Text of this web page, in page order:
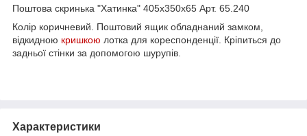
Поштова скринька "Хатинка" 405х350х65 Арт. 65.240
Колір коричневий. Поштовий ящик обладнаний замком,
відкидною кришкою лотка для кореспонденції. Кріпиться до
задньої стінки за допомогою шурупів.
Характеристики